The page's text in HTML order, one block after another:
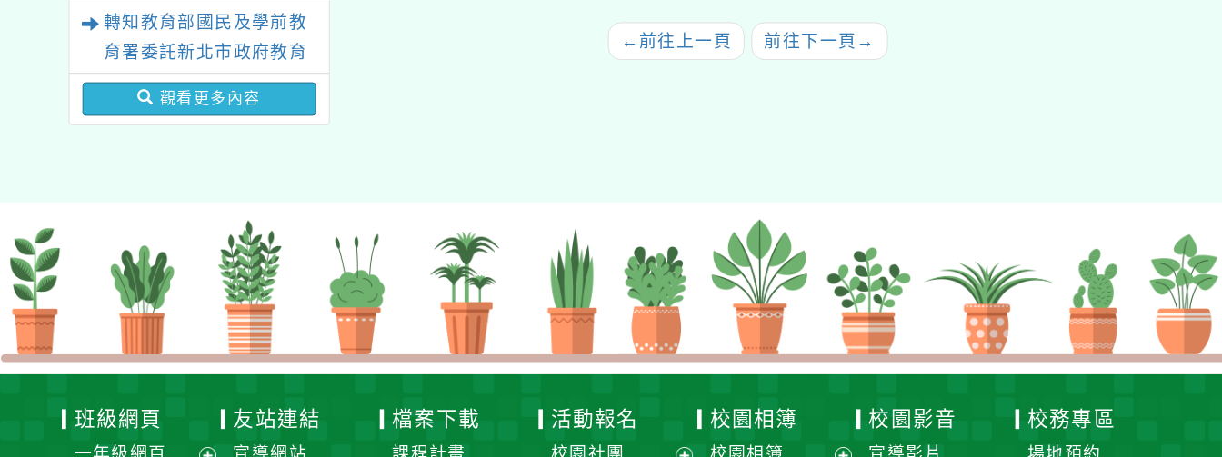
育國際趨勢與發展」
轉知教育部國民及學前教
育署委託新北市政府教育
局辦理「115年度教師專
業成長研習實施計畫－夢
觀看更多內容
← 前往上一頁 前往下一頁 →
班級網頁 友站連結 檔案下載 活動報名 校園相簿 校園影音 校務專區